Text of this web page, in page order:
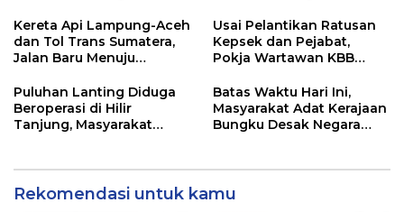
Didesak Bertindak
Pelayanan Dinas
Transmigrasi Luwu Timur
Kereta Api Lampung-Aceh
dan Tol Trans Sumatera,
Jalan Baru Menuju
Usai Pelantikan Ratusan
Kepsek dan Pejabat,
Pokja Wartawan KBB
Profesionalisme
Puluhan Lanting Diduga
Beroperasi di Hilir
Tanjung, Masyarakat
Batas Waktu Hari Ini,
Masyarakat Adat Kerajaan
Bungku Desak Negara
Rekomendasi untuk kamu